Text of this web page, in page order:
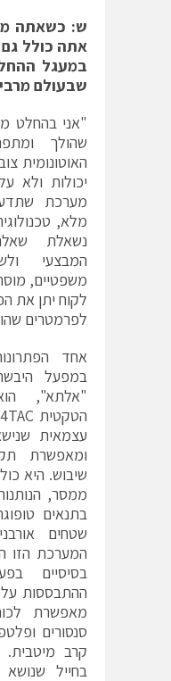
ש: כשאתה
אתה כולל
במעגל
שבעולם
"אני בהחלט
שהולך
האוטונומית
יכולות ולא
מערכת שתדע
מלא,
נשאלת
המבצעי
משפטיים,
לקוח יתן את
לפרמטרים
אחד
במפעל
"אלתא",
עצמאית
ומאפשרת
שיבוש. היא
ממסר,
בתנאים
שטחים
המערכת הזו
בסיסיים
ההתבססות
מאפשרת
סנסורים
קרב
בחייל